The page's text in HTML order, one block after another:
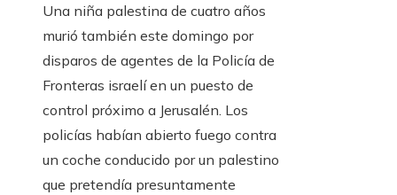
Una niña palestina de cuatro años
murió también este domingo por
disparos de agentes de la Policía de
Fronteras israelí en un puesto de
control próximo a Jerusalén. Los
policías habían abierto fuego contra
un coche conducido por un palestino
que pretendía presuntamente